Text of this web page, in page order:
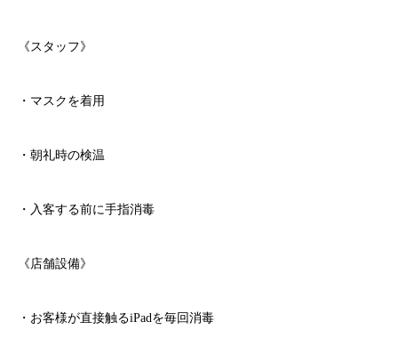
《スタッフ》
・マスクを着用
・朝礼時の検温
・入客する前に手指消毒
《店舗設備》
・お客様が直接触るiPad を毎回消毒